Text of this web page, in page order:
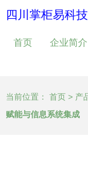
四川掌柜易科
首页 企业简介
当前位置： 首页 > 产
赋能与信息系统集成